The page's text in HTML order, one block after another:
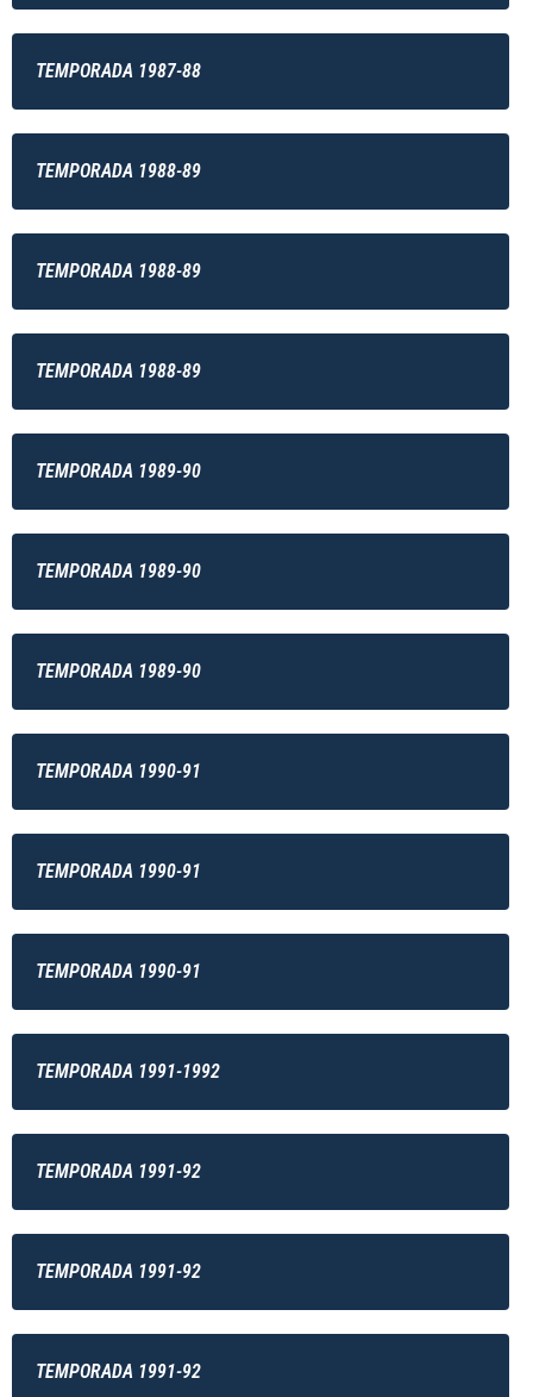
TEMPORADA 1987-88
TEMPORADA 1988-89
TEMPORADA 1988-89
TEMPORADA 1988-89
TEMPORADA 1989-90
TEMPORADA 1989-90
TEMPORADA 1989-90
TEMPORADA 1990-91
TEMPORADA 1990-91
TEMPORADA 1990-91
TEMPORADA 1991-1992
TEMPORADA 1991-92
TEMPORADA 1991-92
TEMPORADA 1991-92